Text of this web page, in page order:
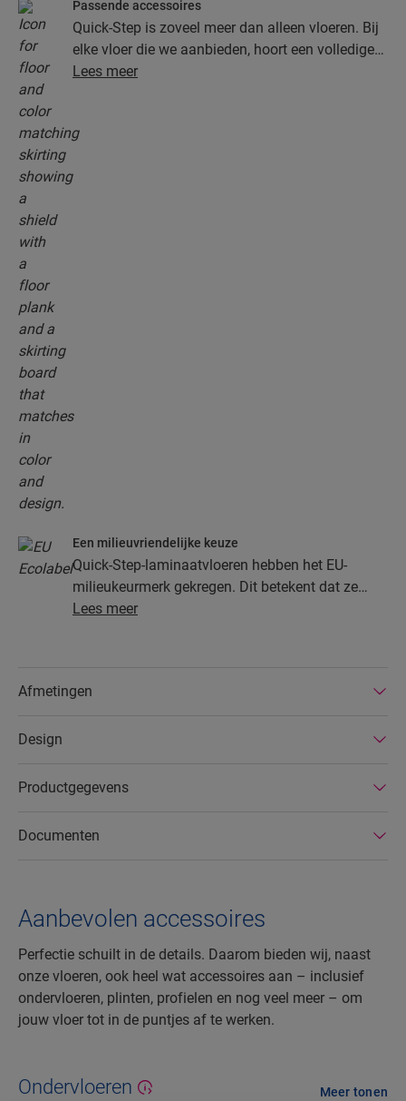
Passende accessoires
Quick-Step is zoveel meer dan alleen vloeren. Bij
elke vloer die we aanbieden, hoort een volledige
collectie accessoires, inclusief ondervloeren,
Lees meer
Een milieuvriendelijke keuze
Quick-Step-laminaatvloeren hebben het EU-
milieukeurmerk gekregen. Dit betekent dat ze
gemaakt zijn van ten minste 80% duurzaam
fabrieken. Bovendien hebben Quick-Step-
Lees meer
Afmetingen
Design
Productgegevens
Documenten
Aanbevolen accessoires
Perfectie schuilt in de details. Daarom bieden wij, naast
onze vloeren, ook heel wat accessoires aan – inclusief
ondervloeren, plinten, profielen en nog veel meer – om
jouw vloer tot in de puntjes af te werken.
Ondervloeren Meer tonen